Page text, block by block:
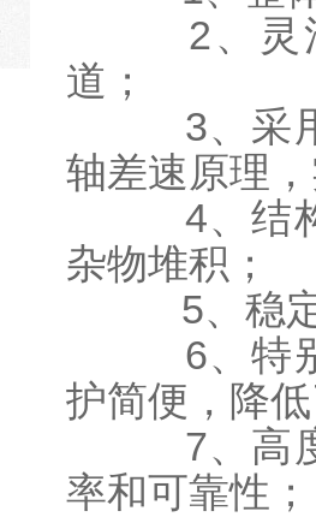
2、灵活
道；
3、采用
轴差速原理
4、结构
杂物堆积；
5、稳定
6、特别
护简便，降
7、高度
率和可靠性；